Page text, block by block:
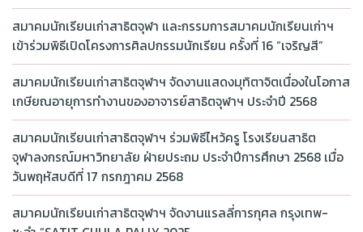
สมาคมนักเรียนเก่าสาธิตจุฬา และกรรมการสมาคมนักเรียนเก่าฯ
เข้าร่วมพิธีเปิดโครงการศิลปกรรมนักเรียน ครั้งที่ 16 “เจริญสี”
สมาคมนักเรียนเก่าสาธิตจุฬาฯ จัดงานแสดงมุทิตาจิตเนื่องในโอกาส
เกษียณอายุการทำงานของอาจารย์สาธิตจุฬาฯ ประจำปี 2568
สมาคมนักเรียนเก่าสาธิตจุฬาฯ ร่วมพิธีไหว้ครู โรงเรียนสาธิต
จุฬาลงกรณ์มหาวิทยาลัย ฝ่ายประถม ประจำปีการศึกษา 2568 เมื่อ
วันพฤหัสบดีที่ 17 กรกฎาคม 2568
สมาคมนักเรียนเก่าสาธิตจุฬาฯ จัดงานแรลลี่การกุศล กรุงเทพ-